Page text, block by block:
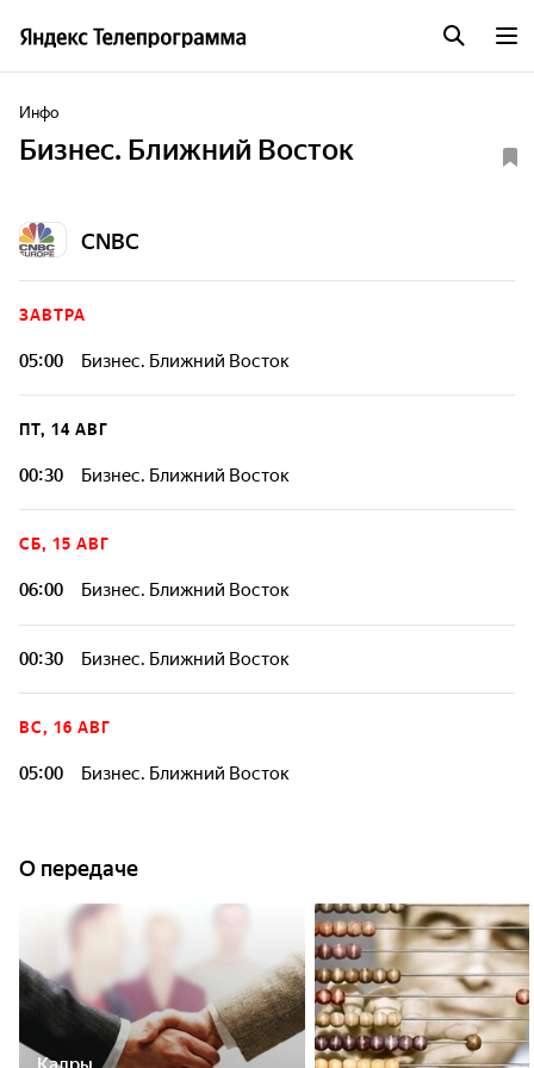
Инфо
Бизнес. Ближний Восток
CNBC
ЗАВТРА
05:00 Бизнес. Ближний Восток
ПТ, 14 АВГ
00:30 Бизнес. Ближний Восток
СБ, 15 АВГ
06:00 Бизнес. Ближний Восток
00:30 Бизнес. Ближний Восток
ВС, 16 АВГ
05:00 Бизнес. Ближний Восток
О передаче